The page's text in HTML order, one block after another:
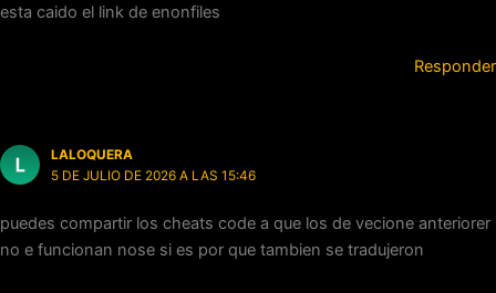
esta caido el link de enonfiles
Responder
LALOQUERA
5 DE JULIO DE 2026 A LAS 15:46
puedes compartir los cheats code a que los de vecione anteriorer
no e funcionan nose si es por que tambien se tradujeron